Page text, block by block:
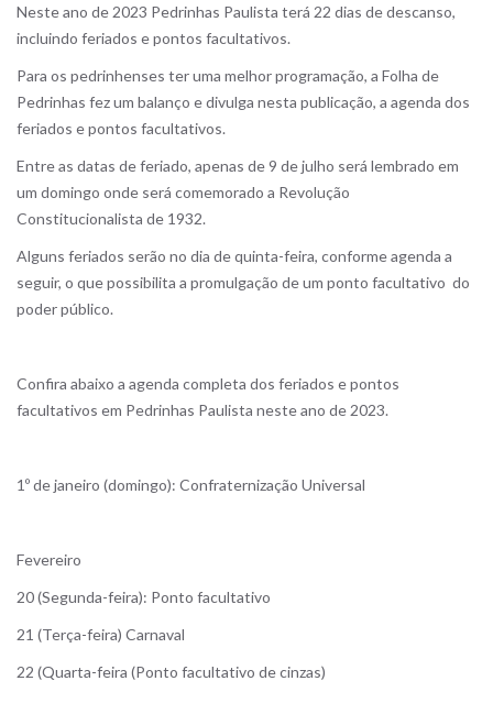
Neste ano de 2023 Pedrinhas Paulista terá 22 dias de descanso,
incluindo feriados e pontos facultativos.
Para os pedrinhenses ter uma melhor programação, a Folha de
Pedrinhas fez um balanço e divulga nesta publicação, a agenda dos
feriados e pontos facultativos.
Entre as datas de feriado, apenas de 9 de julho será lembrado em
um domingo onde será comemorado a Revolução
Constitucionalista de 1932.
Alguns feriados serão no dia de quinta-feira, conforme agenda a
seguir, o que possibilita a promulgação de um ponto facultativo do
poder público.
Confira abaixo a agenda completa dos feriados e pontos
facultativos em Pedrinhas Paulista neste ano de 2023.
1º de janeiro (domingo): Confraternização Universal
Fevereiro
20 (Segunda-feira): Ponto facultativo
21 (Terça-feira) Carnaval
22 (Quarta-feira (Ponto facultativo de cinzas)